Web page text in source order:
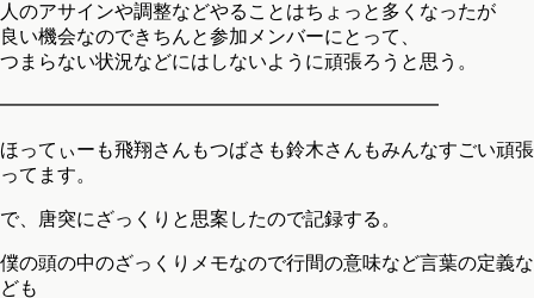
人のアサインや調整などやることはちょっと多くなったが
良い機会なのできちんと参加メンバーにとって、
つまらない状況などにはしないように頑張ろうと思う。
━━━━━━━━━━━━━━━━━━━━━━━
ほってぃーも飛翔さんもつばさも鈴木さんもみんなすごい頑張
ってます。
で、唐突にざっくりと思案したので記録する。
僕の頭の中のざっくりメモなので行間の意味など言葉の定義な
ども